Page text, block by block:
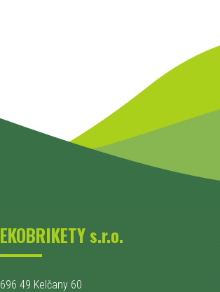
EKOBRIKETY s.r.o.
696 49 Kelčany 60